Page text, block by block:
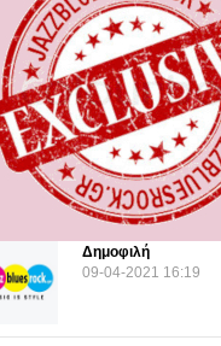
ΘΕΜΑΤΑ
Δημοφιλή
09-04-2021 16:19